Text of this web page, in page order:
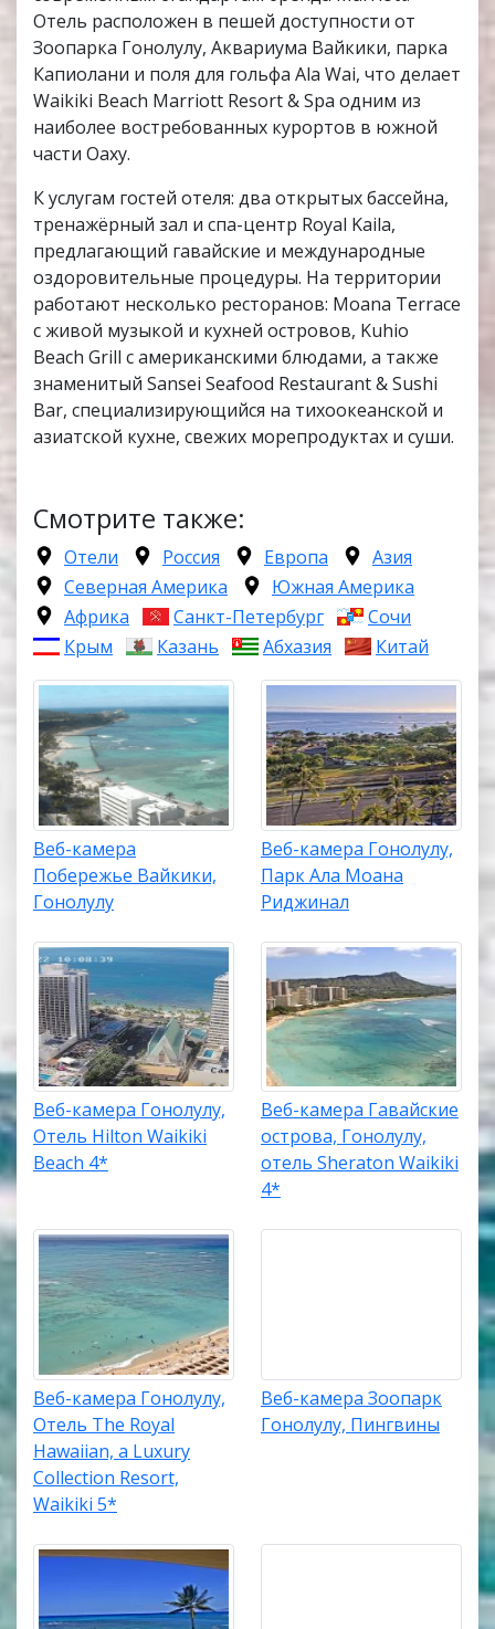
Отель расположен в пешей доступности от
Зоопарка Гонолулу, Аквариума Вайкики, парка
Капиолани и поля для гольфа Ala Wai, что делает
Waikiki Beach Marriott Resort & Spa одним из
наиболее востребованных курортов в южной
части Оаху.
К услугам гостей отеля: два открытых бассейна,
тренажёрный зал и спа-центр Royal Kaila,
предлагающий гавайские и международные
оздоровительные процедуры. На территории
работают несколько ресторанов: Moana Terrace
с живой музыкой и кухней островов, Kuhio
Beach Grill с американскими блюдами, а также
знаменитый Sansei Seafood Restaurant & Sushi
Bar, специализирующийся на тихоокеанской и
азиатской кухне, свежих морепродуктах и суши.
Смотрите также:
Отели Россия Европа
Азия
Северная Америка
Южная Америка
Африка
Санкт-Петербург
Сочи
Крым
Казань Абхазия Китай
Веб-камера
Побережье Вайкики,
Гонолулу
Веб-камера Гонолулу,
Парк Ала Моана
Риджинал
Веб-камера Гонолулу,
Отель Hilton Waikiki
Beach 4*
Веб-камера Гавайские
острова, Гонолулу,
отель Sheraton Waikiki
4*
Веб-камера Гонолулу,
Отель The Royal
Hawaiian, a Luxury
Collection Resort,
Waikiki 5*
Веб-камера Зоопарк
Гонолулу, Пингвины